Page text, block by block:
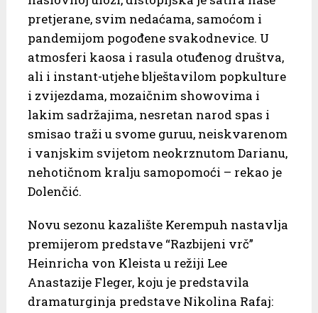
pretjerane, svim nedaćama, samoćom i
pandemijom pogođene svakodnevice. U
atmosferi kaosa i rasula otuđenog društva,
ali i instant-utjehe blještavilom popkulture
i zvijezdama, mozaičnim showovima i
lakim sadržajima, nesretan narod spas i
smisao traži u svome guruu, neiskvarenom
i vanjskim svijetom neokrznutom Darianu,
nehotičnom kralju samopomoći – rekao je
Dolenčić.
Novu sezonu kazalište Kerempuh nastavlja
premijerom predstave “Razbijeni vrč”
Heinricha von Kleista u režiji Lee
Anastazije Fleger, koju je predstavila
dramaturginja predstave Nikolina Rafaj: